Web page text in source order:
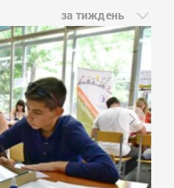
за тиждень